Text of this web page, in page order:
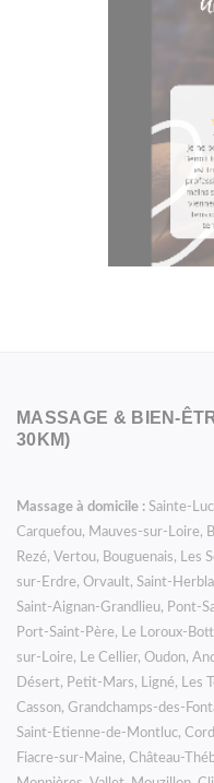
MASSAGE & BIEN-
30KM)
Massage à domicile : Sainte-
Carquefou, Mauves-sur-Loire,
Rezé, Vertou, Bouguenais, Les
sur-Erdre, Orvault, Saint-
Saint-Aignan-Grandlieu, Pont-
Port-Saint-Père, Le Loroux-
sur-Loire, Le Cellier, Oudon,
Désert, Petit-Mars, Ligné, Les
Casson, Grandchamps-des-
Saint-Etienne-de-Montluc,
Fiacre-sur-Maine, Château-